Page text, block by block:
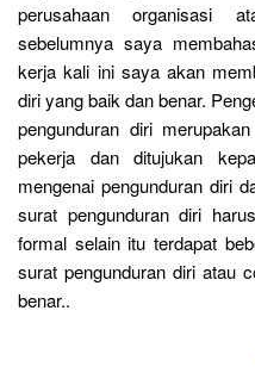
perusahaan organisasi
sebelumnya saya
kerja kali ini saya akan
diri yang baik dan benar.
pengunduran diri
pekerja dan ditujukan
mengenai pengunduran diri
surat pengunduran diri
formal selain itu terdapat
surat pengunduran diri atau
benar..